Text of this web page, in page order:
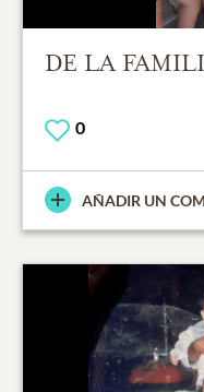
DE LA
0
AÑADIR UN